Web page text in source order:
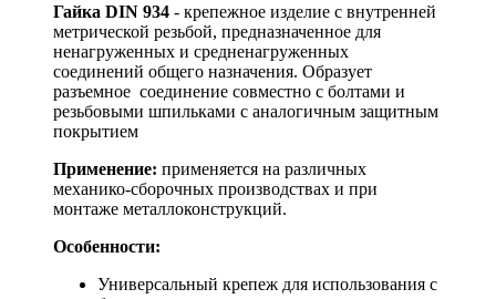
Гайка DIN 934 - крепежное изделие с внутренней
метрической резьбой, предназначенное для
ненагруженных и средненагруженных
соединений общего назначения. Образует
разъемное соединение совместно с болтами и
резьбовыми шпильками с аналогичным защитным
покрытием
Применение: применяется на различных
механико-сборочных производствах и при
монтаже металлоконструкций.
Особенности:
Универсальный крепеж для использования с